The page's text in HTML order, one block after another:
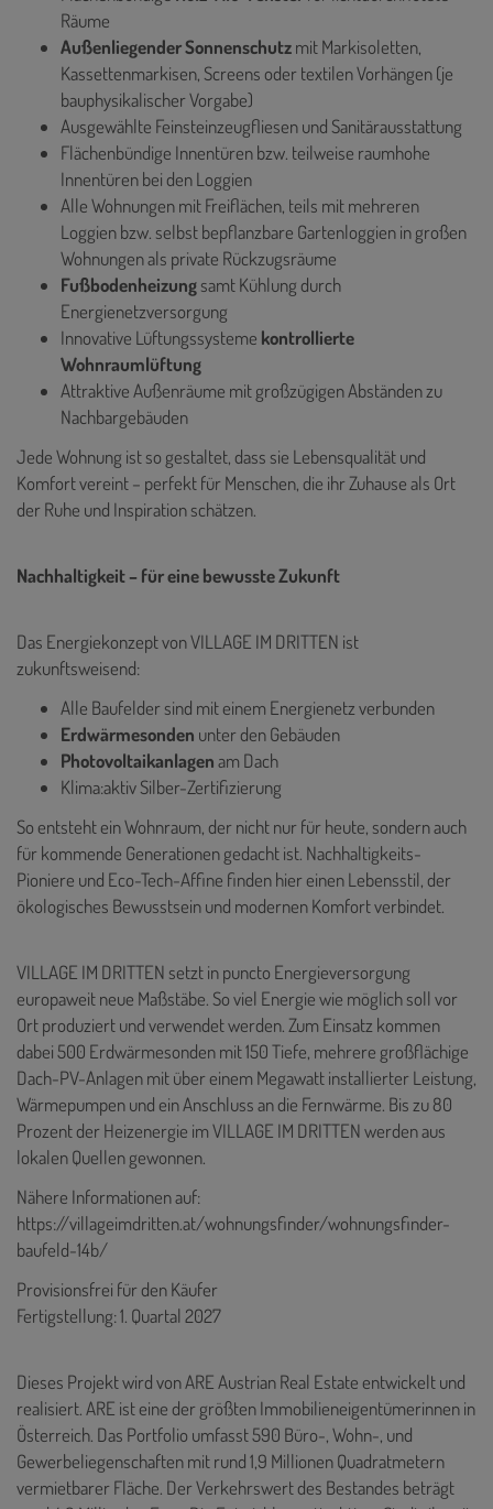
Räume
Außenliegender Sonnenschutzmit Markisoletten,
Kassettenmarkisen, Screens oder textilen Vorhängen (je
bauphysikalischer Vorgabe)
Ausgewählte Feinsteinzeugfliesen und Sanitärausstattung
Flächenbündige Innentüren bzw. teilweise raumhohe
Innentüren bei den Loggien
Alle Wohnungen mit Freiflächen, teils mit mehreren
Loggien bzw. selbst bepflanzbare Gartenloggien in großen
Wohnungen als private Rückzugsräume
Fußbodenheizungsamt Kühlung durch
Energienetzversorgung
Innovative Lüftungssysteme kontrollierte
Wohnraumlüftung
Attraktive Außenräume mit großzügigen Abständen zu
Nachbargebäuden
Jede Wohnung ist so gestaltet, dass sie Lebensqualität und
Komfort vereint – perfekt für Menschen, die ihr Zuhause als Ort
der Ruhe und Inspiration schätzen.
Nachhaltigkeit – für eine bewusste Zukunft
Das Energiekonzept von VILLAGE IM DRITTEN ist
zukunftsweisend:
Alle Baufelder sind mit einem Energienetz verbunden
Erdwärmesonden unter den Gebäuden
Photovoltaikanlagenam Dach
Klima:aktiv Silber-Zertifizierung
So entsteht ein Wohnraum, der nicht nur für heute, sondern auch
für kommende Generationen gedacht ist. Nachhaltigkeits-
Pioniere und Eco-Tech-Affine finden hier einen Lebensstil, der
ökologisches Bewusstsein und modernen Komfort verbindet.
VILLAGE IM DRITTEN setzt in puncto Energieversorgung
europaweit neue Maßstäbe. So viel Energie wie möglich soll vor
Ort produziert und verwendet werden. Zum Einsatz kommen
dabei 500 Erdwärmesonden mit 150 Tiefe, mehrere großflächige
Dach-PV-Anlagen mit über einem Megawatt installierter Leistung,
Wärmepumpen und ein Anschluss an die Fernwärme. Bis zu 80
Prozent der Heizenergie im VILLAGE IM DRITTEN werden aus
lokalen Quellen gewonnen.
Nähere Informationen auf:
https://villageimdritten.at/wohnungsfinder/wohnungsfinder-
baufeld-14b/
Provisionsfrei für den Käufer
Fertigstellung: 1. Quartal 2027
Dieses Projekt wird von ARE Austrian Real Estate entwickelt und
realisiert. ARE ist eine der größten Immobilieneigentümerinnen in
Österreich. Das Portfolio umfasst 590 Büro-, Wohn-, und
Gewerbeliegenschaften mit rund 1,9 Millionen Quadratmetern
vermietbarer Fläche. Der Verkehrswert des Bestandes beträgt